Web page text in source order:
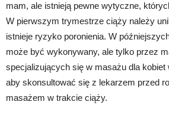
mam, ale istnieją pewne wytyczne,
W pierwszym trymestrze ciąży należy
istnieje ryzyko poronienia. W
może być wykonywany, ale tylko przez
specjalizujących się w masażu dla kobiet
aby skonsultować się z lekarzem przed
masażem w trakcie ciąży.